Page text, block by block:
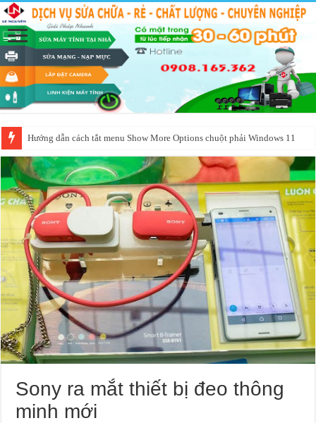
Hướng dẫn cách tắt menu Show More Options chuột phải Windows 11
Sony ra mắt thiết bị đeo thông
minh mới